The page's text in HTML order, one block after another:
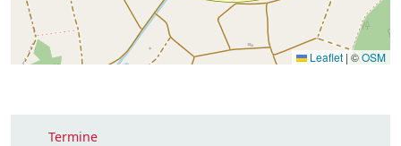
Leaflet | ©OSM
Termine